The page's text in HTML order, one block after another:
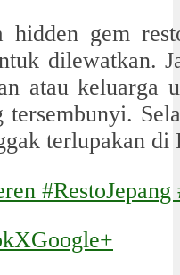
hidden gem
dilewatkan.
atau keluarga
tersembunyi.
terlupakan di
XGoogle+